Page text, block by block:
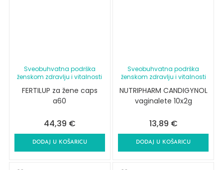
Sveobuhvatna podrška
ženskom zdravlju i vitalnosti
FERTILUP za žene caps
a60
44,39 €
DODAJ U KOŠARICU
Sveobuhvatna podrška
ženskom zdravlju i vitalnosti
NUTRIPHARM CANDIGYNOL
vaginalete 10x2g
13,89 €
DODAJ U KOŠARICU